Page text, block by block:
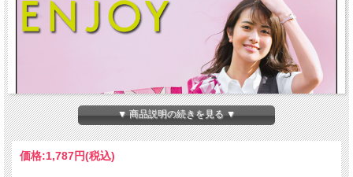
▼ 商品説明の続きを見る ▼
価格:1,787円(税込)